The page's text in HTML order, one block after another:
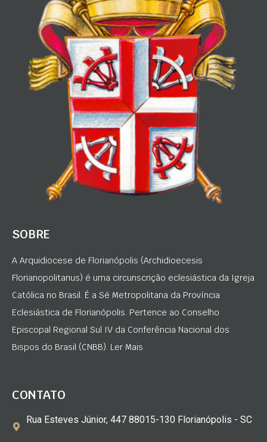
SOBRE
A Arquidiocese de Florianópolis (Archidioecesis
Florianopolitanus) é uma circunscrição eclesiástica da Igreja
Católica no Brasil. É a Sé Metropolitana da Província
Eclesiástica de Florianópolis. Pertence ao Conselho
Episcopal Regional Sul IV da Conferência Nacional dos
Bispos do Brasil (CNBB). Ler Mais
CONTATO
Rua Esteves Júnior, 447 88015-130 Florianópolis - SC